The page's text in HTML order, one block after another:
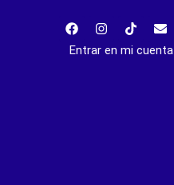
Entrar en mi cuenta